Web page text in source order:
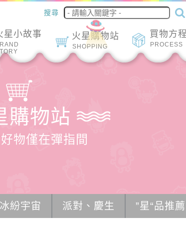
搜尋
買物方
PROCESS
火星購物站
SHOPPING
星小故事
購物站
物僅在彈指間
冰紛宇宙 派對、慶生 ”星“品推薦